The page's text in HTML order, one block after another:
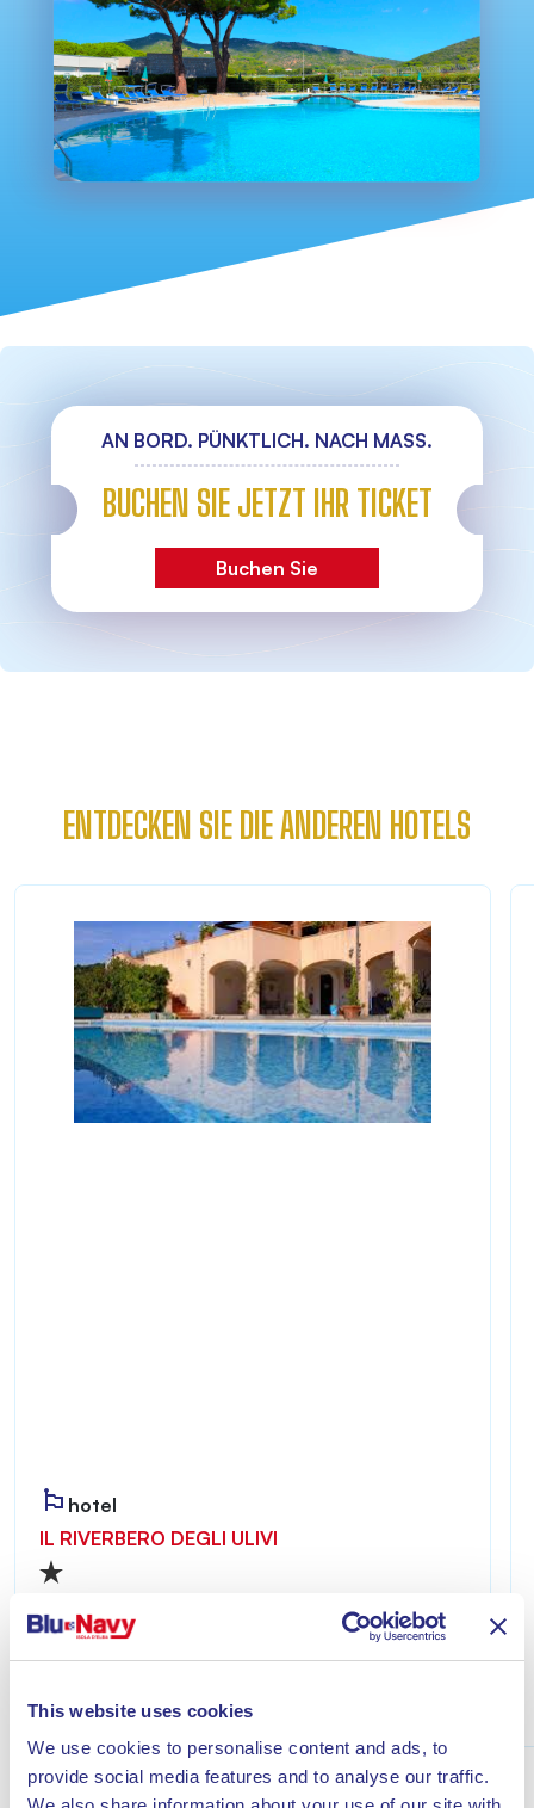
This website uses cookies
We use cookies to personalise content and ads, to
provide social media features and to analyse our traffic.
AN BORD. PÜNKTLICH. NACH MASS.
BUCHEN SIE JETZT IHR TICKET
Buchen Sie
ENTDECKEN SIE DIE ANDEREN HOTELS
hotel
IL RIVERBERO DEGLI ULIVI
Riverbero degli Ulivi ist ein einladender und
ruhiger Ort – ideal für alle, die einen erholsamen
Entdecke